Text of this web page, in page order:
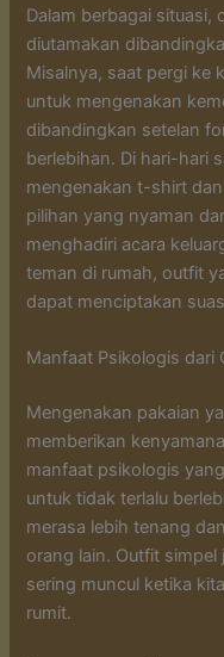
Dalam berbagai situasi,
diutamakan
Misalnya, saat pergi ke
untuk mengenakan
dibandingkan setelan
berlebihan. Di hari-hari
mengenakan t-shirt
pilihan yang nyaman
menghadiri acara
teman di rumah, outfit
dapat menciptakan
Manfaat Psikologis dari
Mengenakan pakaian
memberikan
manfaat psikologis
untuk tidak terlalu
merasa lebih tenang
orang lain. Outfit
sering muncul ketika
rumit.